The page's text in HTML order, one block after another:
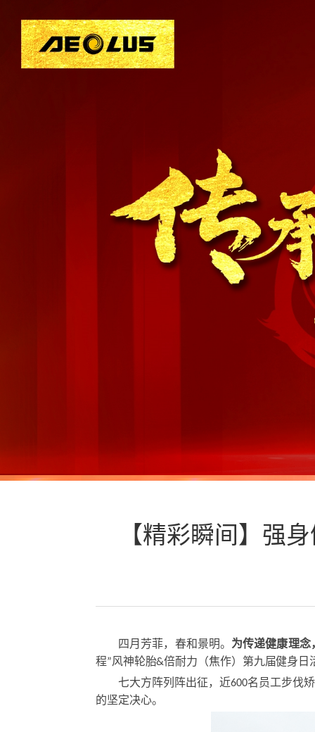
【精彩瞬间】强
四月芳菲， 春和景明。 为传递健康理念
程”风神轮胎&倍耐力（焦作）第九届健身
七大方阵列阵出征，近600名员工步伐
的坚定决心。